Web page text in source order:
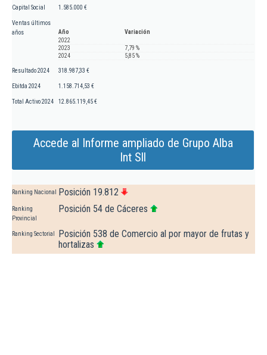
Capital Social 1.585.000 €
Ventas últimos
años
Año
Variación
2022
2023
7,79 %
2024
5,85 %
Resultado 2024 318.987,33 €
Ebitda 2024 1.158.714,53 €
Total Activo 2024 12.865.119,45 €
Accede al Informe ampliado de Grupo Alba
Int Sll
Ranking Nacional Posición 19.812
Ranking
Provincial
Posición 54 de Cáceres
Ranking Sectorial
Posición 538 de Comercio al por mayor de frutas y
hortalizas